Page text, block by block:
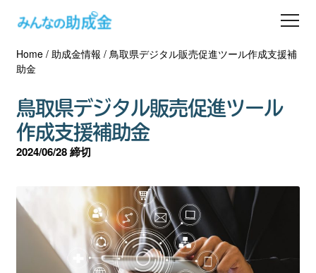
助成金を探す
士業の方へ
助成金コラム
ダウンロード
会員登録
Home/ 助成金情報 / 鳥取県デジタル販売促進ツール作成支援補
助金
鳥取県デジタル販売促進ツール
作成支援補助金
2024/06/28 締切